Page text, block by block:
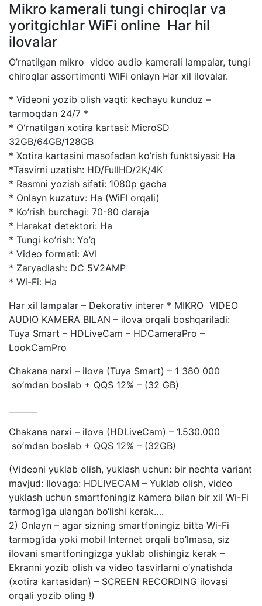
Mikro kamerali tungi chiroqlar va
yoritgichlar WiFi online Har hil
ilovalar
O’rnatilgan mikro video audio kamerali lampalar, tungi
chiroqlar assortimenti WiFi onlayn Har xil ilovalar.
* Videoni yozib olish vaqti: kechayu kunduz –
tarmoqdan 24/7 *
* Oʻrnatilgan xotira kartasi: MicroSD
32GB/64GB/128GB
* Xotira kartasini masofadan ko’rish funktsiyasi: Ha
*Tasvirni uzatish: HD/FullHD/2K/4K
* Rasmni yozish sifati: 1080p gacha
* Onlayn kuzatuv: Ha (WiFI orqali)
* Ko’rish burchagi: 70-80 daraja
* Harakat detektori: Ha
* Tungi ko’rish: Yo’q
* Video formati: AVI
* Zaryadlash: DC 5V2AMP
* Wi-Fi: Ha
Har xil lampalar – Dekorativ interer * MIKRO VIDEO
AUDIO KAMERA BILAN – ilova orqali boshqariladi:
Tuya Smart – HDLiveCam – HDCameraPro –
LookCamPro
Chakana narxi – ilova (Tuya Smart) – 1 380 000
so’mdan boslab + QQS 12% – (32 GB)
Chakana narxi – ilova (HDLiveCam) – 1.530.000
so’mdan boslab + QQS 12% – (32GB)
(Videoni yuklab olish, yuklash uchun: bir nechta variant
mavjud: Ilovaga: HDLIVECAM – Yuklab olish, video
yuklash uchun smartfoningiz kamera bilan bir xil Wi-Fi
tarmog‘iga ulangan bo‘lishi kerak….
2) Onlayn – agar sizning smartfoningiz bitta Wi-Fi
tarmog’ida yoki mobil Internet orqali bo’lmasa, siz
ilovani smartfoningizga yuklab olishingiz kerak –
Ekranni yozib olish va video tasvirlarni o’ynatishda
(xotira kartasidan) – SCREEN RECORDING ilovasi
orqali yozib oling !)